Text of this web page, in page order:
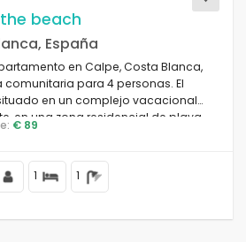
beach
España
en Calpe, Costa Blanca,
comunitaria para 4 personas. El
en un complejo vacacional
en una zona residencial de playa,
a 25 m de la playa
€ 89
1 1